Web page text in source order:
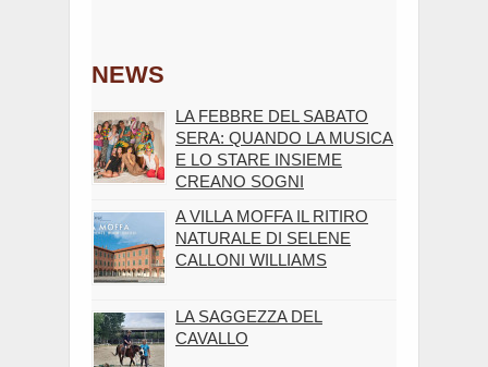
NEWS
LA FEBBRE DEL SABATO
SERA: QUANDO LA MUSICA
E LO STARE INSIEME
CREANO SOGNI
A VILLA MOFFA IL RITIRO
NATURALE DI SELENE
CALLONI WILLIAMS
LA SAGGEZZA DEL
CAVALLO